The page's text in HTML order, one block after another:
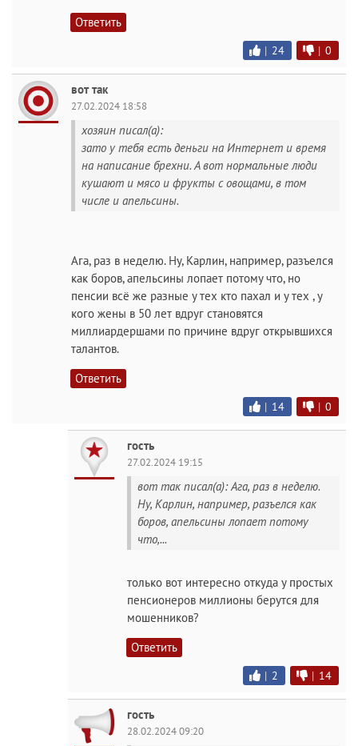
Ответить
| 24 | 0
вот так
27.02.2024 18:58
хозяин писал(а):
зато у тебя есть деньги на Интернет и время
на написание брехни. А вот нормальные люди
кушают и мясо и фрукты с овощами, в том
числе и апельсины.
Ага, раз в неделю. Ну, Карлин, например, разъелся
как боров, апельсины лопает потому что, но
пенсии всё же разные у тех кто пахал и у тех , у
кого жены в 50 лет вдруг становятся
миллиардершами по причине вдруг открывшихся
талантов.
Ответить
| 14 | 0
гость
27.02.2024 19:15
вот так писал(а): Ага, раз в неделю.
Ну, Карлин, например, разъелся как
боров, апельсины лопает потому
что,...
только вот интересно откуда у простых
пенсионеров миллионы берутся для
мошенников?
Ответить
| 2 | 14
гость
28.02.2024 09:20